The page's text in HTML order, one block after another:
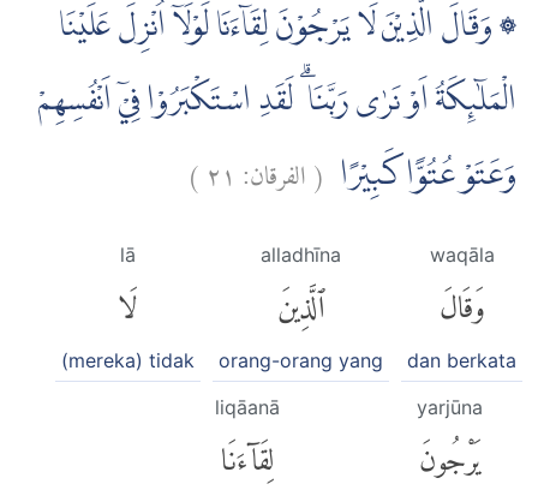
۞ وَقَالَ الَّذِيْنَ لَا يَرْجُوْنَ لِقَاۤءَنَا لَوْلَآ اُنْزِلَ عَلَيْنَا
الْمَلٰۤىِٕكَةُ اَوْ نَرٰى رَبَّنَا ۗ لَقَدِ اسْتَكْبَرُوْا فِيْٓ اَنْفُسِهِمْ
وَعَتَوْ عُتُوًّا كَبِيْرًا (الفرقان: ٢١)
waqāla
وَقَالَ
dan berkata
alladhīna
ٱلَّذِينَ
orang-orang yang
lā
لَا
(mereka) tidak
yarjūna
يَرْجُونَ
liqāanā
لِقَآءَنَا